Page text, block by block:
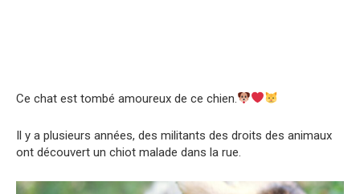
Ce chat est tombé amoureux de ce chien.
Il y a plusieurs années, des militants des droits des animaux
ont découvert un chiot malade dans la rue.